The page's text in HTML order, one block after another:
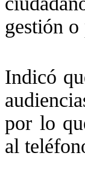
gestión
Indicó
por lo
al